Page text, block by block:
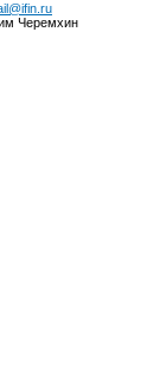
Черемхин